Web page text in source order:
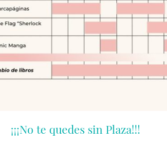
¡¡¡No te quedes sin Plaza!!!